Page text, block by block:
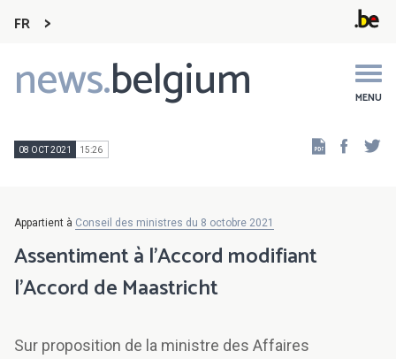
FR
news.belgium MENU
Main
navigation
08 OCT 2021 15:26
Appartient à Conseil des ministres du 8 octobre 2021
Assentiment à l'Accord modifiant
l’Accord de Maastricht
Sur proposition de la ministre des Affaires